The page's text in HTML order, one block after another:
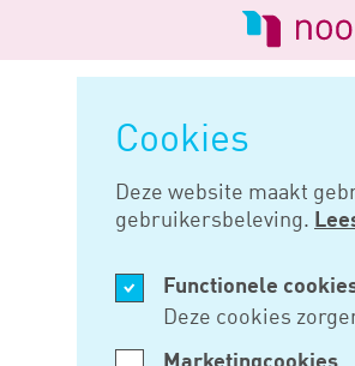
Cookies
Deze website maakt
gebruikersbeleving.
Functionele
Deze cookies
Logo
van
Noord
Negentig
DEC 05,